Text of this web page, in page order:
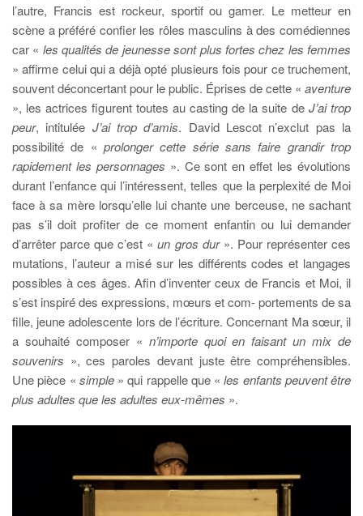
l’autre, Francis est rockeur, sportif ou gamer. Le metteur en
scène a préféré confier les rôles masculins à des comédiennes
car « les qualités de jeunesse sont plus fortes chez les femmes
» affirme celui qui a déjà opté plusieurs fois pour ce truchement,
souvent déconcertant pour le public. Éprises de cette « aventure
», les actrices figurent toutes au casting de la suite de J’ai trop
peur, intitulée J’ai trop d’amis. David Lescot n’exclut pas la
possibilité de « prolonger cette série sans faire grandir trop
rapidement les personnages ». Ce sont en effet les évolutions
durant l’enfance qui l’intéressent, telles que la perplexité de Moi
face à sa mère lorsqu’elle lui chante une berceuse, ne sachant
pas s’il doit profiter de ce moment enfantin ou lui demander
d’arrêter parce que c’est «un gros dur». Pour représenter ces
mutations, l’auteur a misé sur les différents codes et langages
possibles à ces âges. Afin d’inventer ceux de Francis et Moi, il
s’est inspiré des expressions, mœurs et com- portements de sa
fille, jeune adolescente lors de l’écriture. Concernant Ma sœur, il
a souhaité composer « n’importe quoi en faisant un mix de
souvenirs », ces paroles devant juste être compréhensibles.
Une pièce « simple» qui rappelle que «les enfants peuvent être
plus adultes que les adultes eux-mêmes ».